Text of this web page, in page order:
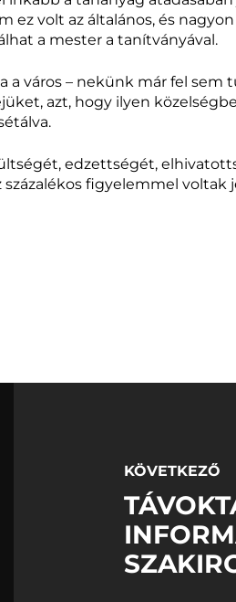
volt az általános, és
a mester a tanítványával.
a város – nekünk már fel
azt, hogy ilyen
edzettségét,
figyelemmel voltak
KÖVETKEZŐ